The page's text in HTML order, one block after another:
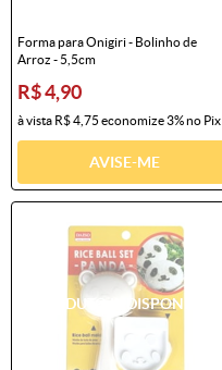
Forma para Onigiri - Bolinho de
Arroz - 5,5cm
R$ 4,90
à vista R$ 4,75 economize3%no Pix
AVISE-ME